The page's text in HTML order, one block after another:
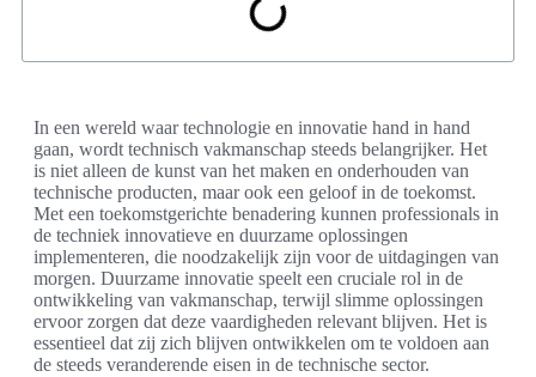
In een wereld waar technologie en innovatie hand in hand
gaan, wordt technisch vakmanschap steeds belangrijker. Het
is niet alleen de kunst van het maken en onderhouden van
technische producten, maar ook een geloof in de toekomst.
Met een toekomstgerichte benadering kunnen professionals in
de techniek innovatieve en duurzame oplossingen
implementeren, die noodzakelijk zijn voor de uitdagingen van
morgen. Duurzame innovatie speelt een cruciale rol in de
ontwikkeling van vakmanschap, terwijl slimme oplossingen
ervoor zorgen dat deze vaardigheden relevant blijven. Het is
essentieel dat zij zich blijven ontwikkelen om te voldoen aan
de steeds veranderende eisen in de technische sector.